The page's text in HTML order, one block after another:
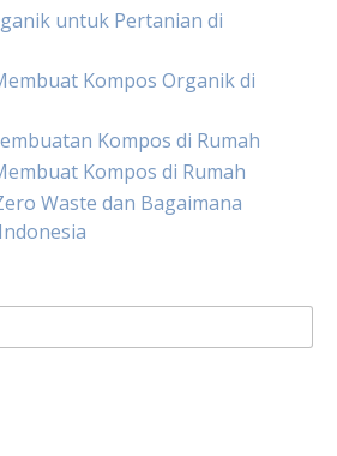
untuk Pertanian di
Kompos Organik di
Kompos di Rumah
Kompos di Rumah
Waste dan Bagaimana